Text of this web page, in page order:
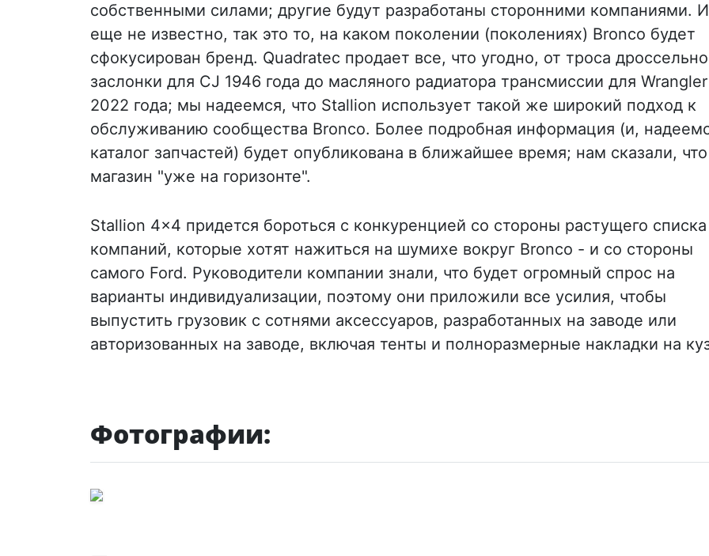
собственными силами; другие будут разработаны сторонними компаниями.
еще не известно, так это то, на каком поколении (поколениях) Bronco будет
сфокусирован бренд. Quadratec продает все, что угодно, от троса
заслонки для CJ 1946 года до масляного радиатора трансмиссии для Wrangler
2022 года; мы надеемся, что Stallion использует такой же широкий подход к
обслуживанию сообщества Bronco. Более подробная информация (и,
каталог запчастей) будет опубликована в ближайшее время; нам сказали, что
магазин "уже на горизонте".
Stallion 4x4 придется бороться с конкуренцией со стороны растущего списка
компаний, которые хотят нажиться на шумихе вокруг Bronco - и со стороны
самого Ford. Руководители компании знали, что будет огромный спрос на
варианты индивидуализации, поэтому они приложили все усилия, чтобы
выпустить грузовик с сотнями аксессуаров, разработанных на заводе или
авторизованных на заводе, включая тенты и полноразмерные накладки на
Фотографии: